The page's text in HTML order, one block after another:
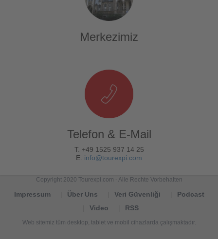
Merkezimiz
Telefon & E-Mail
T. +49 1525 937 14 25
E. info@tourexpi.com
Copyright 2020 Tourexpi.com - Alle Rechte Vorbehalten
Impressum Über Uns Veri Güvenliği
Podcast
Video
RSS
Web sitemiz tüm desktop, tablet ve mobil cihazlarda çalışmaktadır.